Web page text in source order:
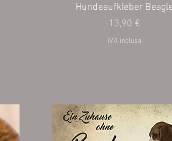
Hundeaufkleber Beagle
Prezzo
13,90 €
IVA inclusa